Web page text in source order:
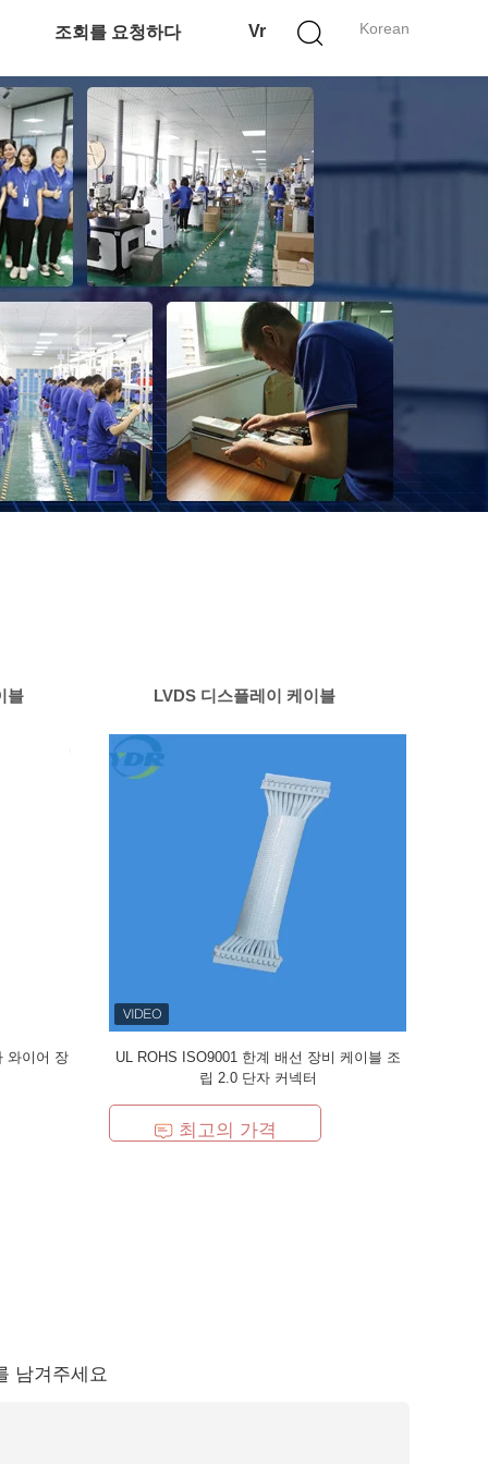
Korean
조회를 요청하다 Vr
블 LVDS 디스플레이 케이블
와이어 장
UL ROHS ISO9001 한계 배선 장비 케이블 조
립 2.0 단자 커넥터
최고의 가격
남겨주세요